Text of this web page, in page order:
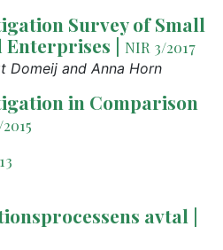
Survey of Small
Enterprises | NIR 3/2017
Domeij and Anna Horn
in Comparison
avtal |